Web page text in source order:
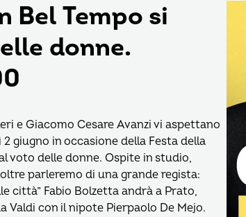
Bel Tempo si
donne.
e Giacomo Cesare Avanzi vi aspettano
giugno in occasione della Festa della
voto delle donne. Ospite in studio,
parleremo di una grande regista:
città” Fabio Bolzetta andrà a Prato,
Valdi con il nipote Pierpaolo De Mejo.